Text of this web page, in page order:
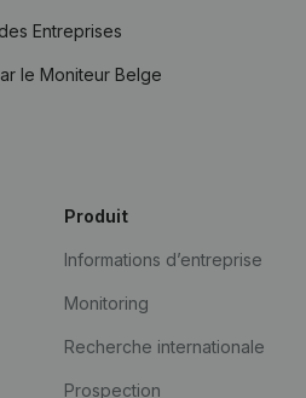
Entreprises
le Moniteur Belge
Produit
Informations d’entreprise
Monitoring
Recherche internationale
Prospection